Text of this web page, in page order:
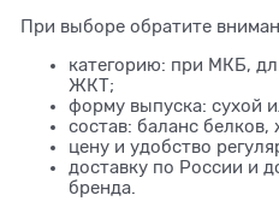
При выборе обратите
категорию: при МКБ,
ЖКТ;
форму выпуска: сухой
состав: баланс
цену и удобство
доставку по России и
бренда.